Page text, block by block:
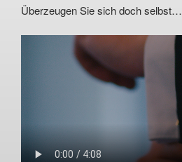
Überzeugen Sie sich doch selbst…